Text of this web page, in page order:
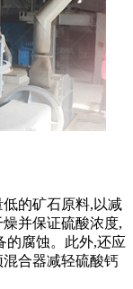
的矿石原料,以减
并保证硫酸浓度,
的腐蚀。此外,还应
合器减轻硫酸钙